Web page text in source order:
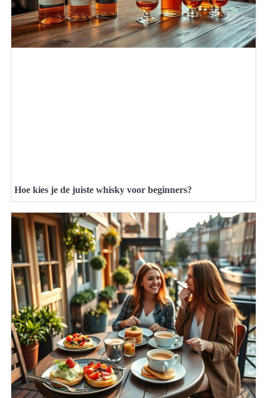
Hoe kies je de juiste whisky voor beginners?